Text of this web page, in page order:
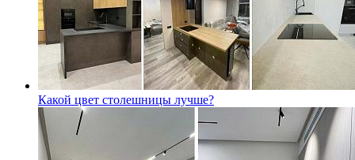
Какой цвет столешницы лучше?